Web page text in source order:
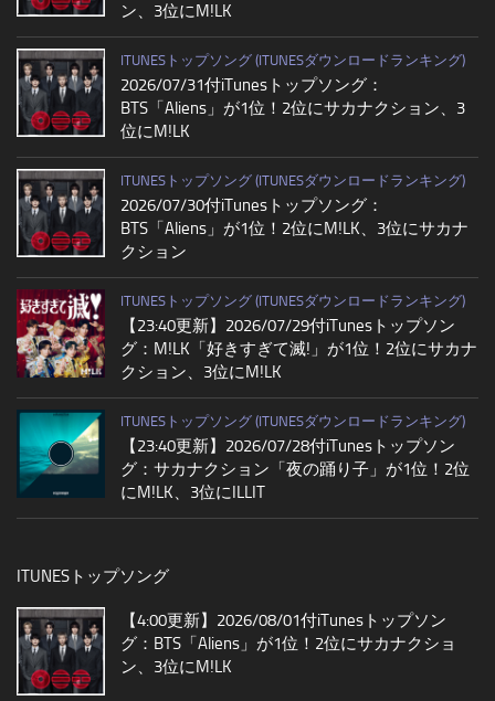
ン、3位にM!LK
ITUNESトップソング (ITUNESダウンロードランキング)
2026/07/31付iTunesトップソング：
BTS「Aliens」が1位！2位にサカナクション、3
位にM!LK
ITUNESトップソング (ITUNESダウンロードランキング)
2026/07/30付iTunesトップソング：
BTS「Aliens」が1位！2位にM!LK、3位にサカナ
クション
ITUNESトップソング (ITUNESダウンロードランキング)
【23:40更新】2026/07/29付iTunesトップソン
グ：M!LK「好きすぎて滅!」が1位！2位にサカナ
クション、3位にM!LK
ITUNESトップソング (ITUNESダウンロードランキング)
【23:40更新】2026/07/28付iTunesトップソン
グ：サカナクション「夜の踊り子」が1位！2位
にM!LK、3位にILLIT
ITUNESトップソング
【4:00更新】2026/08/01付iTunesトップソン
グ：BTS「Aliens」が1位！2位にサカナクショ
ン、3位にM!LK